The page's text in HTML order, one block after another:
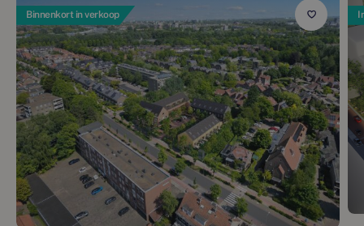
Binnenkort in verkoop